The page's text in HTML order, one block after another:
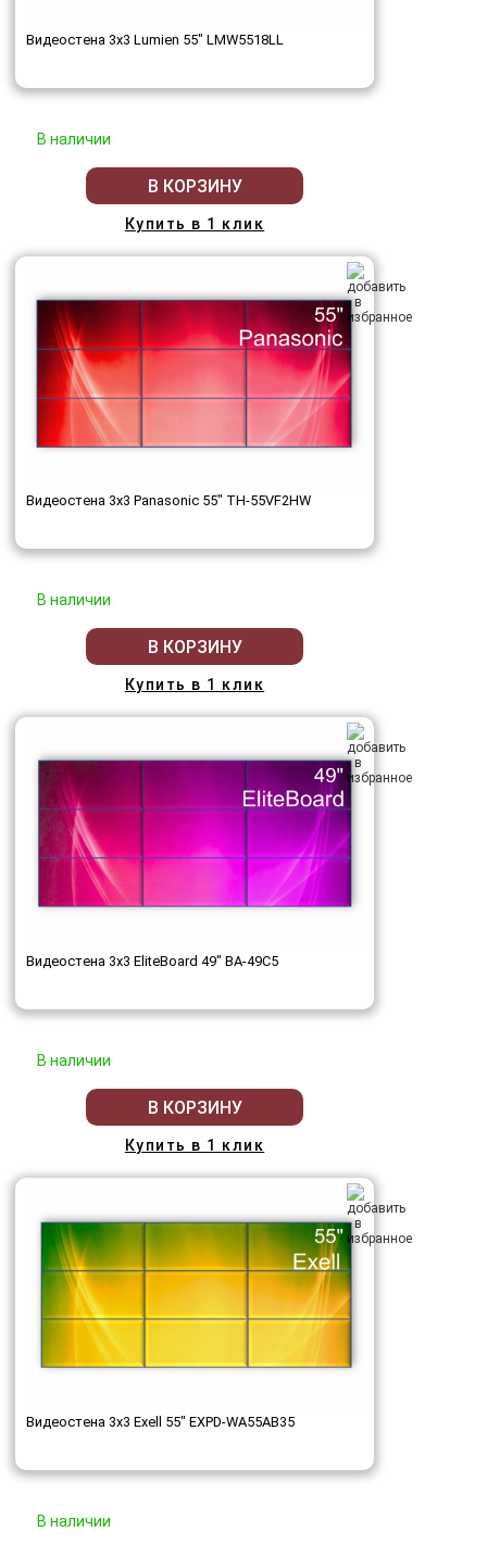
Видеостена 3x3 Lumien 55" LMW5518LL
В наличии
В КОРЗИНУ
Купить в 1 клик
Видеостена 3x3 Panasonic 55" TH-55VF2HW
В наличии
В КОРЗИНУ
Купить в 1 клик
Видеостена 3x3 EliteBoard 49" BA-49C5
В наличии
В КОРЗИНУ
Купить в 1 клик
Видеостена 3x3 Exell 55" EXPD-WA55AB35
В наличии